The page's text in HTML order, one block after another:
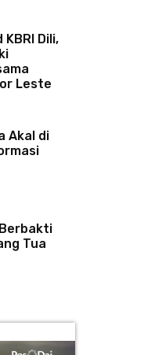
Dili,
Leste
Akal di
Berbakti
Tua